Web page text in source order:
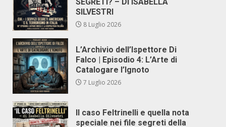
SILVESTRI
8 Luglio 2026
L’Archivio dell’Ispettore Di
Falco | Episodio 4: L’Arte di
Catalogare l’Ignoto
7 Luglio 2026
Il caso Feltrinelli e quella nota
speciale nei file segreti della